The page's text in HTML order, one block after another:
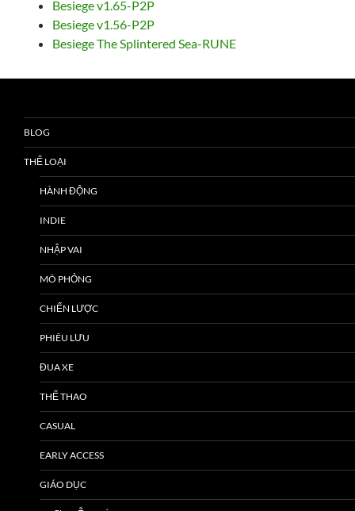
Besiege v1.65-P2P
Besiege v1.56-P2P
Besiege The Splintered Sea-RUNE
BLOG
THỂ LOẠI
HÀNH ĐỘNG
INDIE
NHẬP VAI
MÔ PHỎNG
CHIẾN LƯỢC
PHIÊU LƯU
ĐUA XE
THỂ THAO
CASUAL
EARLY ACCESS
GIÁO DỤC